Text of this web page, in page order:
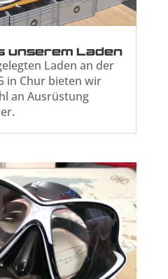
unserem Laden
Laden an der
in Chur bieten wir
an Ausrüstung